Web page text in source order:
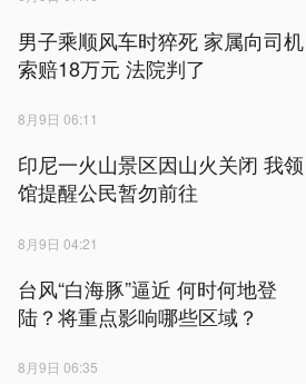
男子乘顺风车时猝死 家属向司机
索赔18万元 法院判了
8月9日 06:11
印尼一火山景区因山火关闭 我领
馆提醒公民暂勿前往
8月9日 04:21
台风“白海豚”逼近 何时何地登
陆？将重点影响哪些区域？
8月9日 06:35